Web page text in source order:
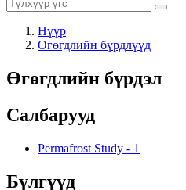
Нүүр
Өгөгдлийн бүрдлүүд
Өгөгдлийн бүрдэл
Салбарууд
Permafrost Study - 1
Бүлгүүд